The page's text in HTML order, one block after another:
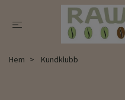
Hem Kundklubb